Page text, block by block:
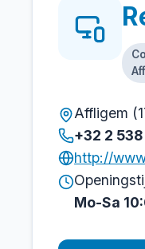
Affligem
+32 2 538
http://
Mo-Sa